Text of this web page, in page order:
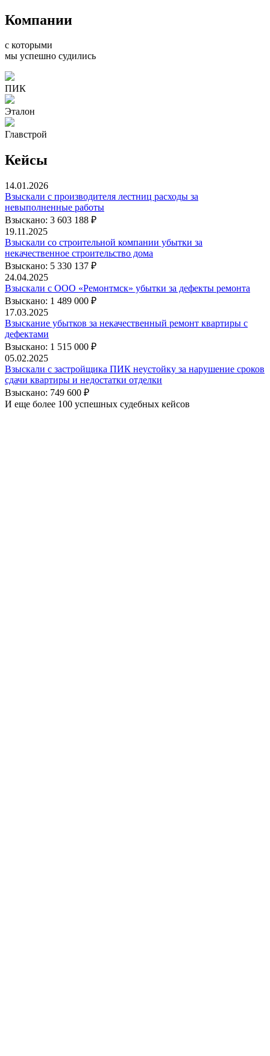
Компании
с которыми
мы успешно судились
ПИК
Эталон
Главстрой
Кейсы
14.01.2026
Взыскали с производителя лестниц расходы за
невыполненные работы
Взыскано: 3 603 188 ₽
19.11.2025
Взыскали со строительной компании убытки за
некачественное строительство дома
Взыскано: 5 330 137 ₽
24.04.2025
Взыскали с ООО «Ремонтмск» убытки за дефекты ремонта
Взыскано: 1 489 000 ₽
17.03.2025
Взыскание убытков за некачественный ремонт квартиры с
дефектами
Взыскано: 1 515 000 ₽
05.02.2025
Взыскали с застройщика ПИК неустойку за нарушение сроков
сдачи квартиры и недостатки отделки
Взыскано: 749 600 ₽
И еще более 100 успешных судебных кейсов